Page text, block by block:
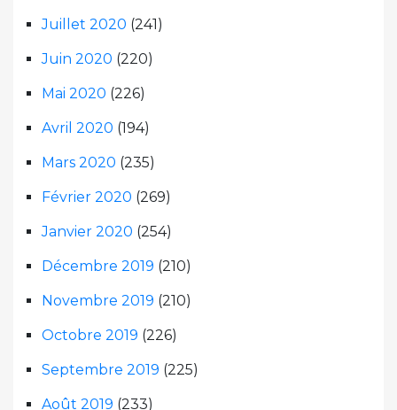
Juillet 2020 (241)
Juin 2020 (220)
Mai 2020 (226)
Avril 2020 (194)
Mars 2020 (235)
Février 2020 (269)
Janvier 2020 (254)
Décembre 2019 (210)
Novembre 2019 (210)
Octobre 2019 (226)
Septembre 2019 (225)
Août 2019 (233)